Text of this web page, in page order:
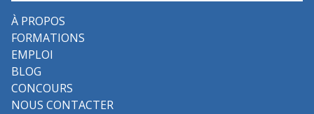
À PROPOS
FORMATIONS
EMPLOI
BLOG
CONCOURS
NOUS CONTACTER